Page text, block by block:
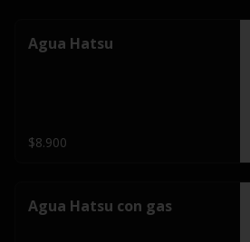
Agua Hatsu
$8.900
Agua Hatsu con gas